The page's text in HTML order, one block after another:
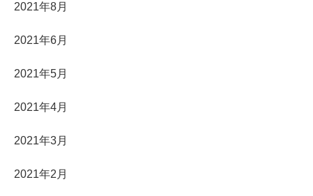
2021年8月
2021年6月
2021年5月
2021年4月
2021年3月
2021年2月